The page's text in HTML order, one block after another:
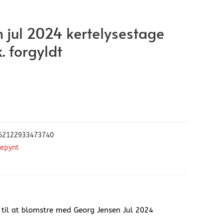
jul 2024 kertelysestage
forgyldt
at blomstre med Georg Jensen Jul 2024